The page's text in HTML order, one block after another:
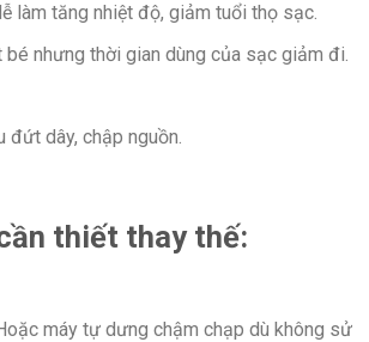
làm tăng nhiệt độ, giảm tuổi thọ sạc.
nhưng thời gian dùng của sạc giảm đi.
dây, chập nguồn.
thiết thay thế:
máy tự dưng chậm chạp dù không sử